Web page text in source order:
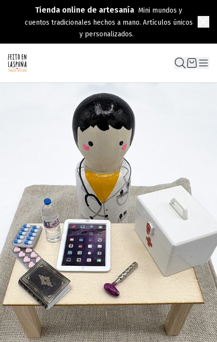
Tienda online de artesanía Mini mundos y
cuentos tradicionales hechos a mano. Artículos únicos
y personalizados.